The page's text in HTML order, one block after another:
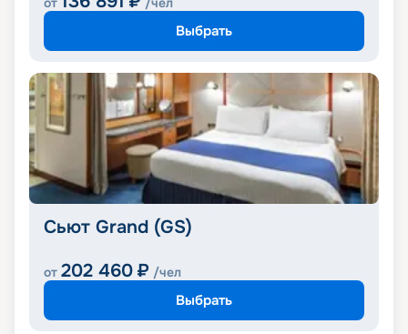
Выбрать
Сьют Grand (GS)
от 202 460 ₽ /чел
Выбрать